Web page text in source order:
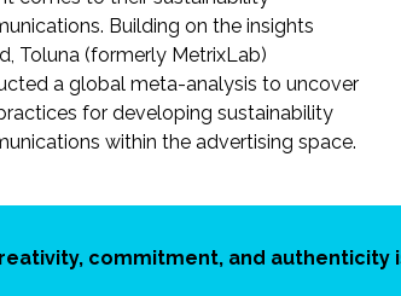
Building on the insights
Toluna (formerly MetrixLab)
a global meta-analysis to uncover
for developing sustainability
within the advertising space.
commitment, and authenticity